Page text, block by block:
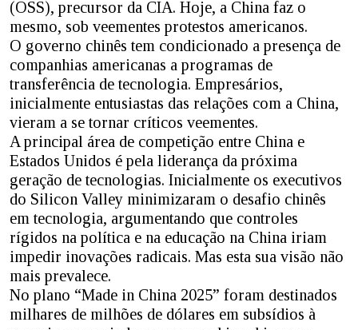
(OSS), precursor da CIA. Hoje, a China faz o
mesmo, sob veementes protestos americanos.
O governo chinês tem condicionado a presença de
companhias americanas a programas de
transferência de tecnologia. Empresários,
inicialmente entusiastas das relações com a China,
vieram a se tornar críticos veementes.
A principal área de competição entre China e
Estados Unidos é pela liderança da próxima
geração de tecnologias. Inicialmente os executivos
do Silicon Valley minimizaram o desafio chinês
em tecnologia, argumentando que controles
rígidos na política e na educação na China iriam
impedir inovações radicais. Mas esta sua visão não
mais prevalece.
No plano “Made in China 2025” foram destinados
milhares de milhões de dólares em subsídios à